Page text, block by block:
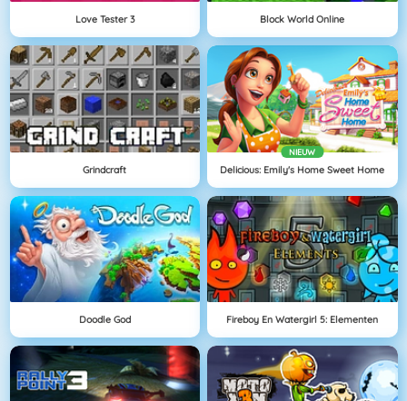
Love Tester 3 Block World Online
Grindcraft
NIEUW
Delicious: Emily's Home Sweet Home
Doodle God Fireboy En Watergirl 5: Elementen